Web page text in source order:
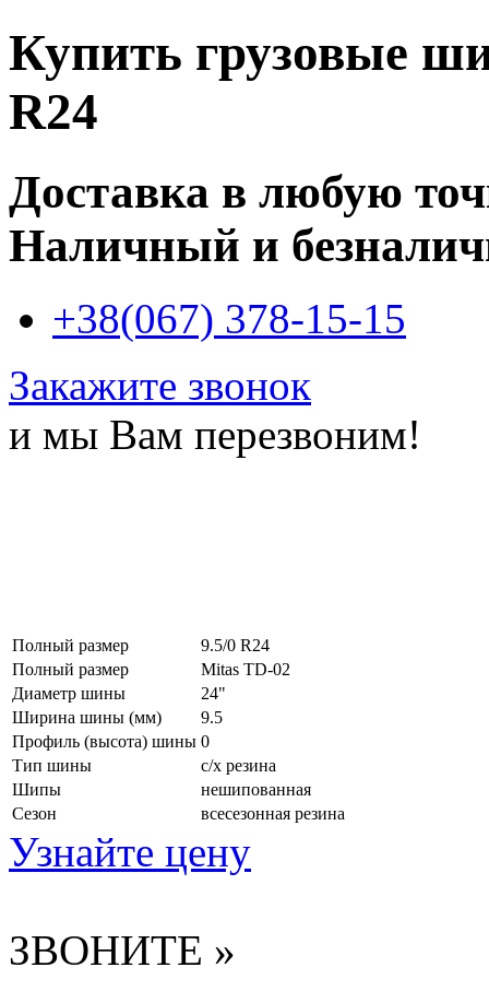
Купить грузовые
R24
Доставка в любую
Наличный и
+38(067) 378-15-15
Закажите звонок
и мы Вам перезвоним!
Полный размер
9.5/0 R24
Полный размер
Mitas TD-02
Диаметр шины
24"
Ширина шины (мм)
9.5
Профиль (высота) шины 0
Тип шины
с/х резина
Шипы
нешипованная
Сезон
всесезонная резина
Узнайте цену
ЗВОНИТЕ »